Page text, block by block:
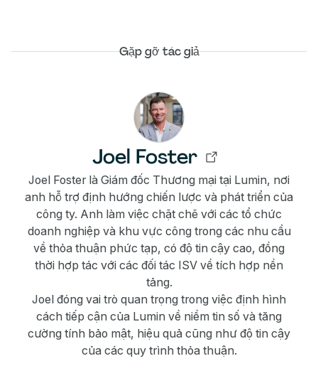
Gặp gỡ tác giả
Joel Foster
Joel Foster là Giám đốc Thương mại tại Lumin, nơi
anh hỗ trợ định hướng chiến lược và phát triển của
công ty. Anh làm việc chặt chẽ với các tổ chức
doanh nghiệp và khu vực công trong các nhu cầu
về thỏa thuận phức tạp, có độ tin cậy cao, đồng
thời hợp tác với các đối tác ISV về tích hợp nền
tảng.
Joel đóng vai trò quan trọng trong việc định hình
cách tiếp cận của Lumin về niềm tin số và tăng
cường tính bảo mật, hiệu quả cũng như độ tin cậy
của các quy trình thỏa thuận.